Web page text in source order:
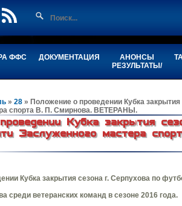
ФФС ДОКУМЕНТАЦИЯ
АНОНСЫ
РЕЗУЛЬТАТЫ/
» 28 » Положение о проведении Кубка
спорта В. П. Смирнова. ВЕТЕРАНЫ.
Кубка закрытия
Заслуженного мастера
Кубка закрытия сезона г. Серпухова по
среди ветеранских команд в сезоне 2016 года.